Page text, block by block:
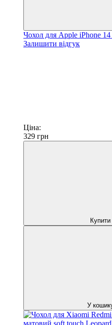
Чохол для Apple iPhone
Залишити відгук
Ціна:
329 грн
Купити
У